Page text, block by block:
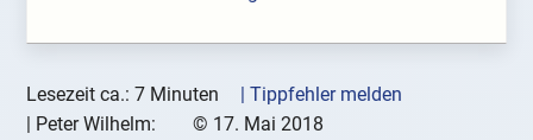
Lesezeit ca.: 7 Minuten
| Tippfehler melden
Peter Wilhelm: © 17. Mai 2018